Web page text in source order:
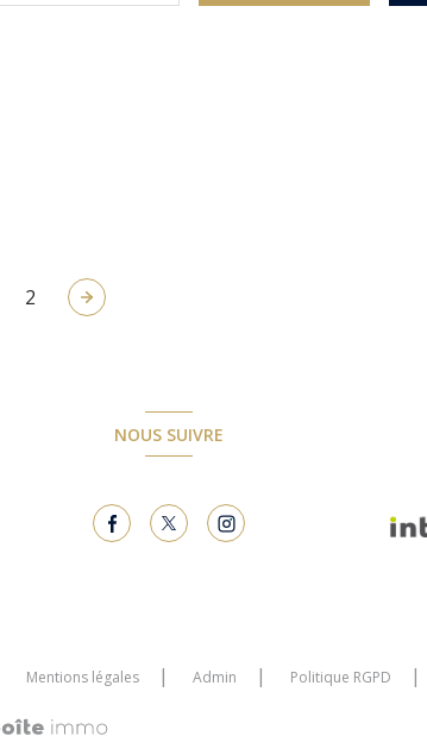
2
NOUS SUIVRE
Mentions légales Admin Politique RGPD